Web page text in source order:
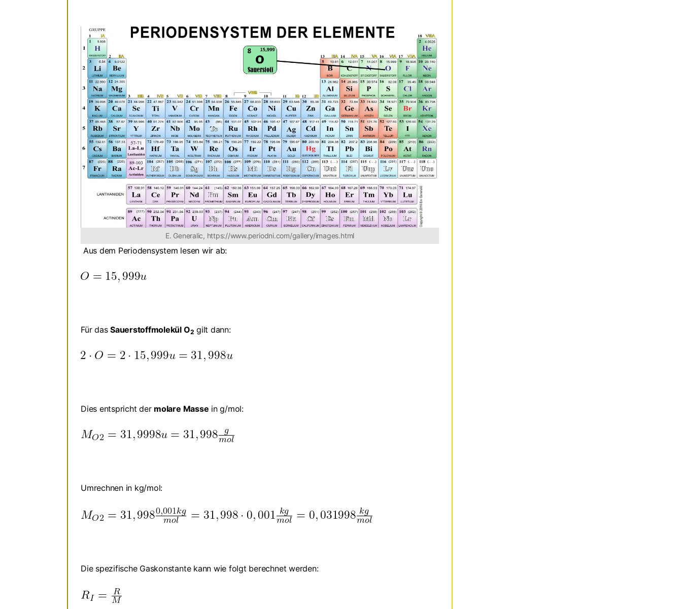
E. Generalic, https://www.periodni.com/gallery/images.html
Aus dem Periodensystem lesen wir ab:
Für dasSauerstoffmolekül O2 gilt dann:
Dies entspricht der molare Masse in g/mol:
Umrechnen in kg/mol:
Die spezifische Gaskonstante kann wie folgt berechnet werden: